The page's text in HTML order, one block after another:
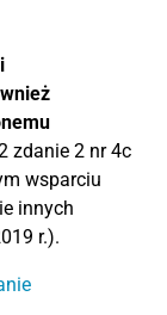
zdanie 2 nr 4c
wsparciu
innych
r.).